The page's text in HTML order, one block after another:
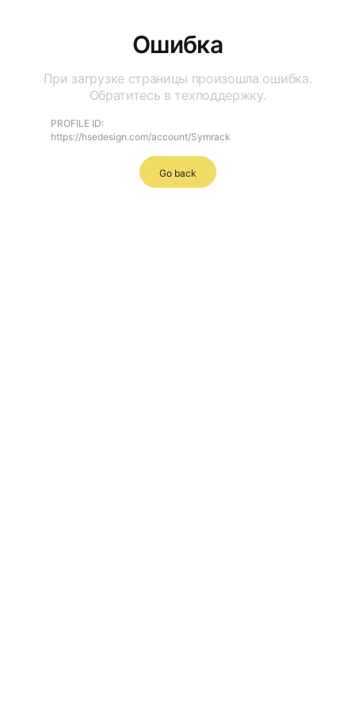
Ошибка
При загрузке страницы произошла ошибка.
Обратитесь в техподдержку.
PROFILE ID:
https://hsedesign.com/account/Symrack
Go back